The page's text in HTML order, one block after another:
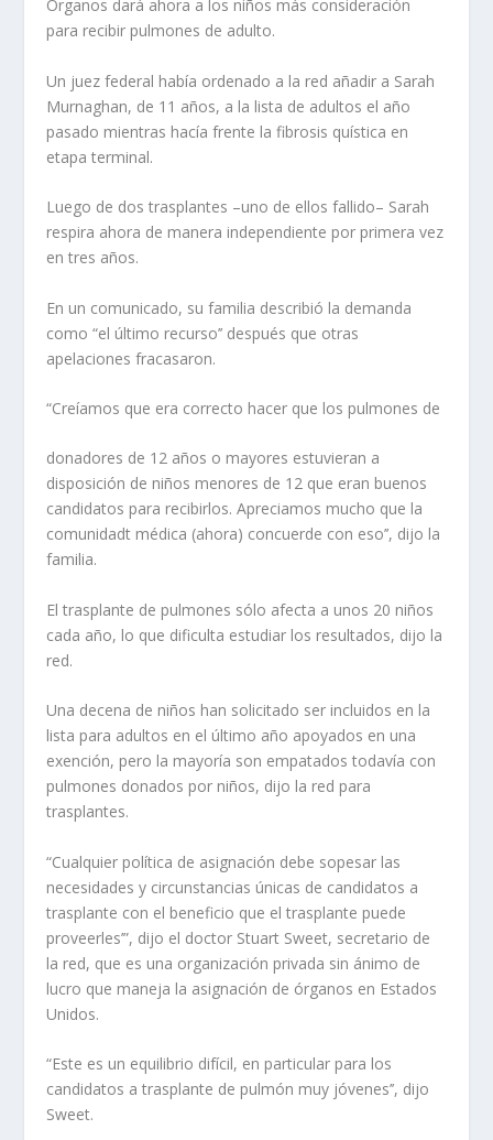
Órganos dará ahora a los niños más consideración
para recibir pulmones de adulto.
Un juez federal había ordenado a la red añadir a Sarah
Murnaghan, de 11 años, a la lista de adultos el año
pasado mientras hacía frente la fibrosis quística en
etapa terminal.
Luego de dos trasplantes –uno de ellos fallido– Sarah
respira ahora de manera independiente por primera vez
en tres años.
En un comunicado, su familia describió la demanda
como “el último recurso’’ después que otras
apelaciones fracasaron.
“Creíamos que era correcto hacer que los pulmones de
donadores de 12 años o mayores estuvieran a
disposición de niños menores de 12 que eran buenos
candidatos para recibirlos. Apreciamos mucho que la
comunidadt médica (ahora) concuerde con eso’’, dijo la
familia.
El trasplante de pulmones sólo afecta a unos 20 niños
cada año, lo que dificulta estudiar los resultados, dijo la
red.
Una decena de niños han solicitado ser incluidos en la
lista para adultos en el último año apoyados en una
exención, pero la mayoría son empatados todavía con
pulmones donados por niños, dijo la red para
trasplantes.
“Cualquier política de asignación debe sopesar las
necesidades y circunstancias únicas de candidatos a
trasplante con el beneficio que el trasplante puede
proveerles’”, dijo el doctor Stuart Sweet, secretario de
la red, que es una organización privada sin ánimo de
lucro que maneja la asignación de órganos en Estados
Unidos.
“Este es un equilibrio difícil, en particular para los
candidatos a trasplante de pulmón muy jóvenes’’, dijo
Sweet.